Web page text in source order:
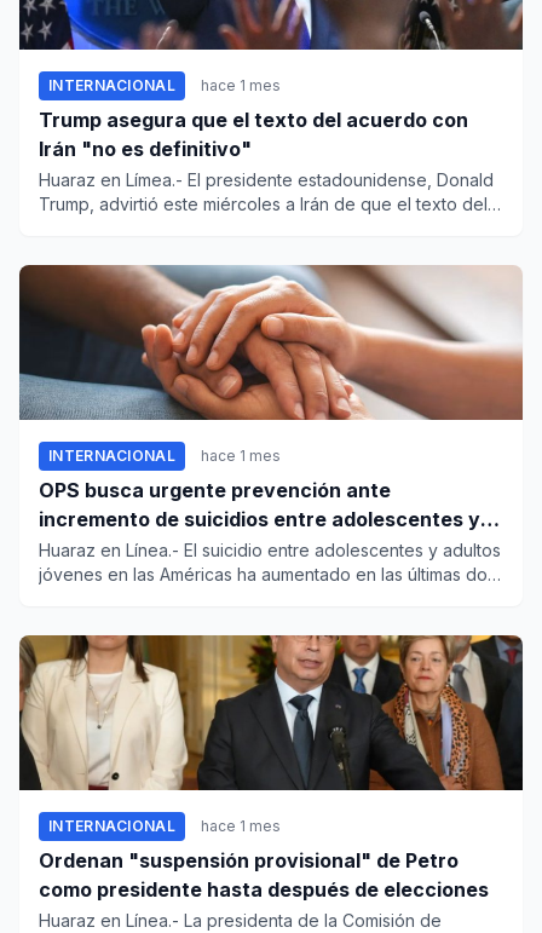
INTERNACIONAL hace 1 mes
Trump asegura que el texto del acuerdo con
Irán "no es definitivo"
Huaraz en Límea.- El presidente estadounidense, Donald
Trump, advirtió este miércoles a Irán de que el texto del
INTERNACIONAL hace 1 mes
OPS busca urgente prevención ante
incremento de suicidios entre adolescentes y
adultos en las Américas
Huaraz en Línea.- El suicidio entre adolescentes y adultos
jóvenes en las Américas ha aumentado en las últimas dos
INTERNACIONAL hace 1 mes
Ordenan "suspensión provisional" de Petro
como presidente hasta después de elecciones
Huaraz en Línea.- La presidenta de la Comisión de